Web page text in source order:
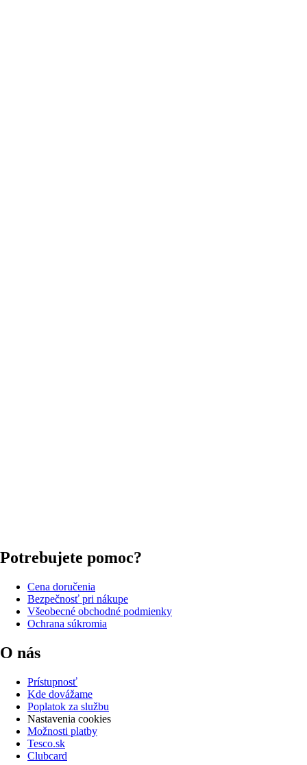
Potrebujete pomoc?
Cena doručenia
Bezpečnosť pri nákupe
Všeobecné obchodné podmienky
Ochrana súkromia
O nás
Prístupnosť
Kde dovážame
Poplatok za službu
Nastavenia cookies
Možnosti platby
Tesco.sk
Clubcard